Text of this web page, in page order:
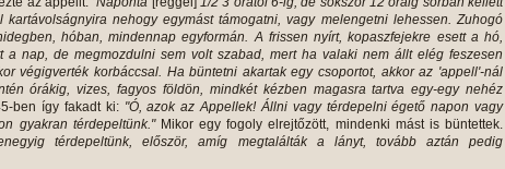
nehogy egymást támogatni, vagy melengetni lehessen. Zuhogó
hóban, mindennap egyformán. A frissen nyírt, kopaszfejekre esett a hó,
a nap, de megmozdulni sem volt szabad, mert ha valaki nem állt elég feszesen
végigverték korbáccsal. Ha büntetni akartak egy csoportot, akkor az 'appell'-nál
órákig, vizes, fagyos földön, mindkét kézben magasra tartva egy-egy nehéz
ben így fakadt ki: "Ó, azok az Appellek! Állni vagy térdepelni égető napon vagy
gyakran térdepeltünk."Mikor egy fogoly elrejtőzött, mindenki mást is büntettek.
térdepeltünk, először, amíg megtalálták a lányt, tovább aztán pedig